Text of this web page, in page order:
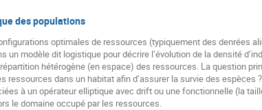
des populations
optimales de ressources (typiquement des denrées
un modèle dit logistique pour décrire l’évolution de la densité
hétérogène (en espace) des ressources. La question
ressources dans un habitat afin d’assurer la survie des
à un opérateur elliptique avec drift ou une fonctionnelle (la
le domaine occupé par les ressources.